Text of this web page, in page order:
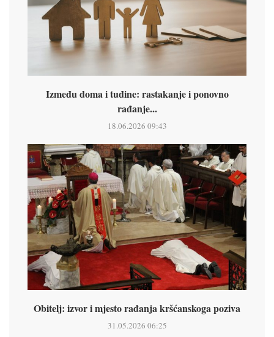
Između doma i tuđine: rastakanje i ponovno
rađanje...
18.06.2026 09:43
Obitelj: izvor i mjesto rađanja kršćanskoga poziva
31.05.2026 06:25